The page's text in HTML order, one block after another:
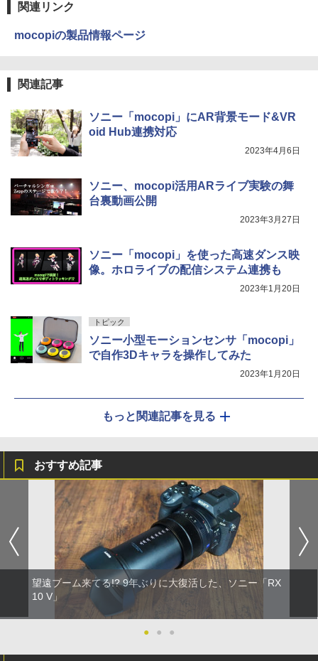
関連リンク
mocopiの製品情報ページ
関連記事
ソニー「mocopi」にAR背景モード&VR
oid Hub連携対応
2023年4月6日
ソニー、mocopi活用ARライブ実験の舞
台裏動画公開
2023年3月27日
ソニー「mocopi」を使った高速ダンス映
像。ホロライブの配信システム連携も
2023年1月20日
トピック
ソニー小型モーションセンサ「mocopi」
で自作3Dキャラを操作してみた
2023年1月20日
もっと関連記事を見る
おすすめ記事
望遠ブーム来てる!? 9年ぶりに大復活した、ソニー「RX
10 V」
● ● ●